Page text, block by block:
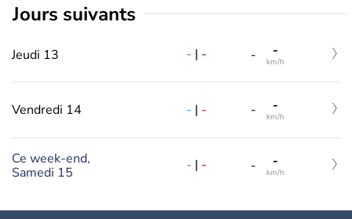
jours suivants
Jeudi 13 - | - - -
km/h
Vendredi 14 - | - - -
km/h
Ce week-end,
Samedi 15
- | - - -
km/h